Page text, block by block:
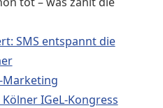
SMS entspannt die
Marketing
IGeL-Kongress